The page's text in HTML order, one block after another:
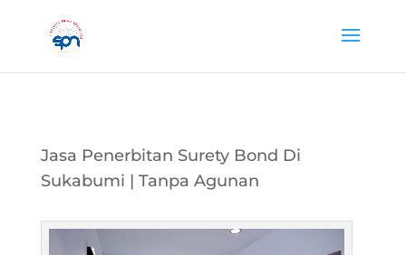
Jasa Penerbitan Surety Bond Di
Sukabumi | Tanpa Agunan